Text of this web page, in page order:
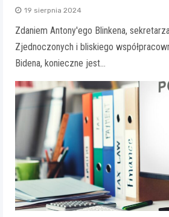
19 sierpnia 2024
Zdaniem Antony'ego Blinkena,
Zjednoczonych i bliskiego
Bidena, konieczne jest…